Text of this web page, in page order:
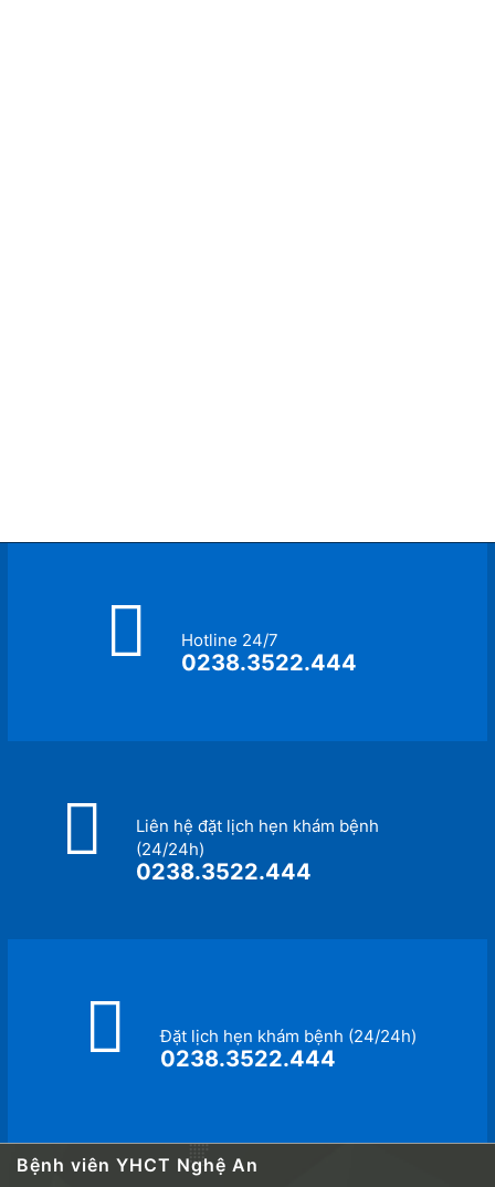
Hotline 24/7
0238.3522.444
Liên hệ đặt lịch hẹn khám bệnh
(24/24h)
0238.3522.444
Đặt lịch hẹn khám bệnh (24/24h)
0238.3522.444
Bệnh viên YHCT Nghệ An